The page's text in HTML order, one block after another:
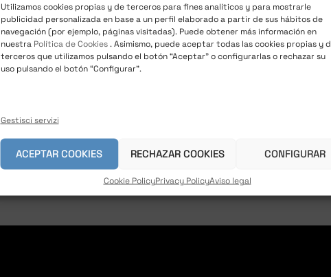
Utilizamos cookies propias y de terceros para fines analíticos y para mostrarle
publicidad personalizada en base a un perfil elaborado a partir de sus hábitos de
navegación (por ejemplo, páginas visitadas). Puede obtener más información en
nuestra Política de Cookies. Asimismo, puede aceptar todas las cookies propias y
terceros que utilizamos pulsando el botón “Aceptar” o configurarlas o rechazar su
uso pulsando el botón “Configurar”.
Gestisci servizi
ACEPTAR COOKIES RECHAZAR COOKIES CONFIGURAR
Cookie PolicyPrivacy PolicyAviso legal